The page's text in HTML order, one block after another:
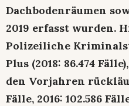
Dachbodenräumen
2019 erfasst wurden.
Polizeiliche
Plus (2018: 86.474
den Vorjahren
Fälle, 2016: 102.586